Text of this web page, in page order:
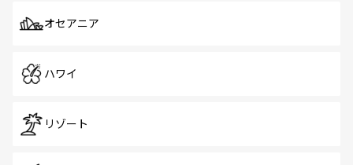
オセアニア
ハワイ
リゾート